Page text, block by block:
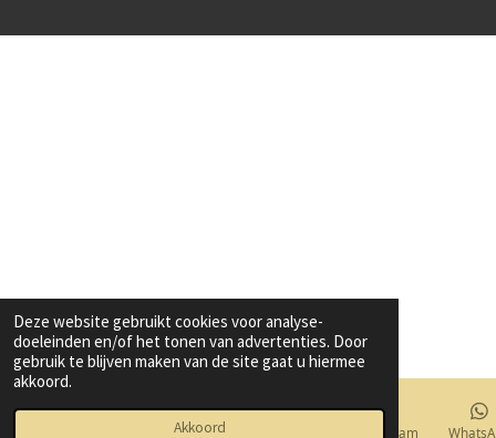
Deze website gebruikt cookies voor analyse-
doeleinden en/of het tonen van advertenties. Door
gebruik te blijven maken van de site gaat u hiermee
akkoord.
Akkoord
Telefoonnummer Instagram